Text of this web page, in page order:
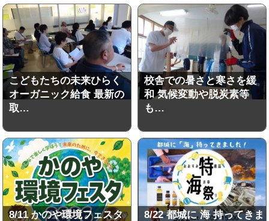
こどもたちの未来ひらく
オーガニック給食 最新の
取…
校舎での暑さと寒さを緩
和 気候変動や脱炭素等
も…
8/11 かのや環境フェスタ 8/22 都城に 海 持ってきま